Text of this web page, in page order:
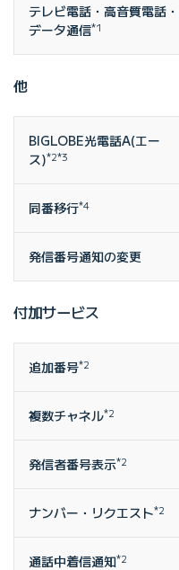
テレビ電話・高音質電話・
データ通信*1
他
BIGLOBE光電話A(エー
ス)*2*3
同番移行*4
発信番号通知の変更
付加サービス
追加番号*2
複数チャネル*2
発信者番号表示*2
ナンバー・リクエスト*2
通話中着信通知*2